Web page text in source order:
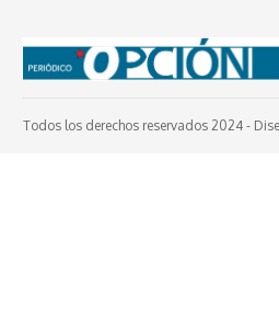
Todos los derechos reservados 2024 -